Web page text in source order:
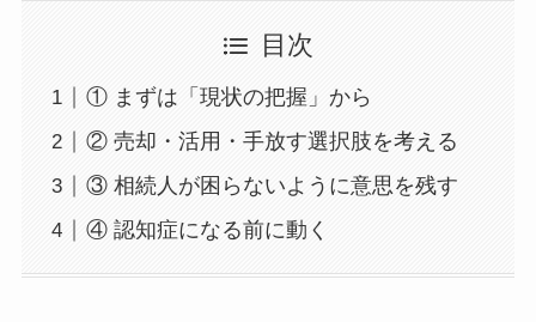
目次
① まずは「現状の把握」から
② 売却・活用・手放す選択肢を考える
③ 相続人が困らないように意思を残す
④ 認知症になる前に動く